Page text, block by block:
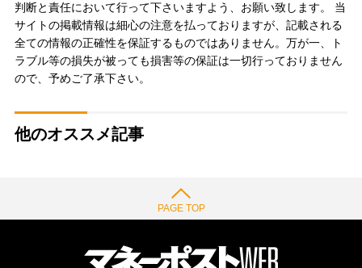
判断と責任において行って下さいますよう、お願い致します。 当
サイトの掲載情報は細心の注意を払っておりますが、記載される
全ての情報の正確性を保証するものではありません。万が一、ト
ラブル等の損失が被っても損害等の保証は一切行っておりません
ので、予めご了承下さい。
他のオススメ記事
PAGE TOP